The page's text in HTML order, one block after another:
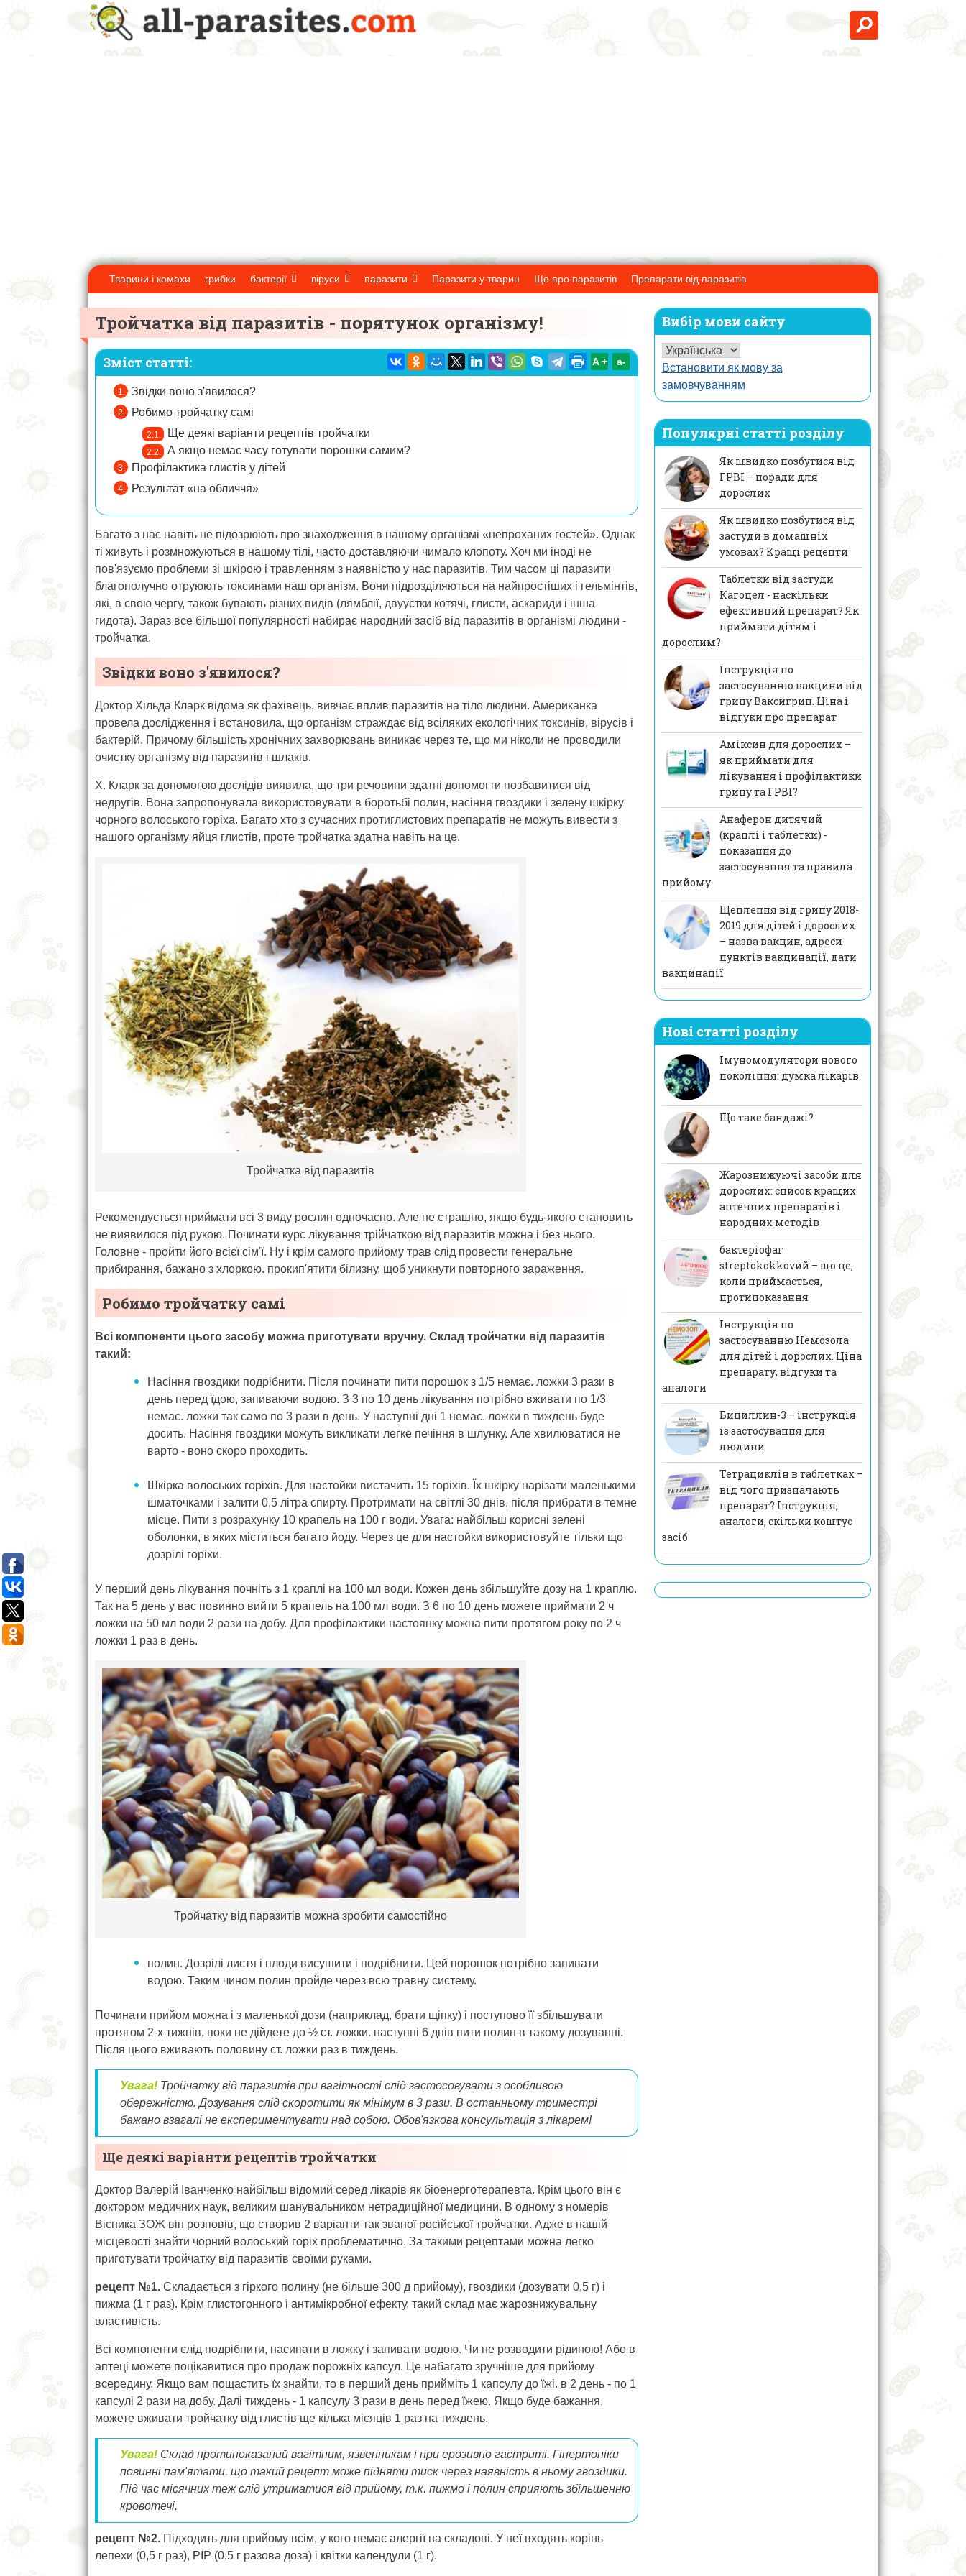
Тварини і комахи грибки бактерії віруси паразити Паразити у тварин Ще про паразитів Препарати від паразитів
Тройчатка від паразитів - порятунок організму!
Зміст статті:
Звідки воно з'явилося?
Робимо тройчатку самі
Ще деякі варіанти рецептів тройчатки
А якщо немає часу готувати порошки самим?
Профілактика глистів у дітей
Результат «на обличчя»
A + а-
Багато з нас навіть не підозрюють про знаходження в нашому організмі «непроханих гостей». Однак
ті живуть і розмножуються в нашому тілі, часто доставляючи чимало клопоту. Хоч ми іноді не
пов'язуємо проблеми зі шкірою і травленням з наявністю у нас паразитів. Тим часом ці паразити
благополучно отруюють токсинами наш організм. Вони підрозділяються на найпростіших і гельмінтів,
які, в свою чергу, також бувають різних видів (лямблії, двуустки котячі, глисти, аскариди і інша
гидота). Зараз все більшої популярності набирає народний засіб від паразитів в організмі людини -
тройчатка.
Звідки воно з'явилося?
Доктор Хільда ​​Кларк відома як фахівець, вивчає вплив паразитів на тіло людини. Американка
провела дослідження і встановила, що організм страждає від всіляких екологічних токсинів, вірусів і
бактерій. Причому більшість хронічних захворювань виникає через те, що ми ніколи не проводили
очистку організму від паразитів і шлаків.
Х. Кларк за допомогою дослідів виявила, що три речовини здатні допомогти позбавитися від
недругів. Вона запропонувала використовувати в боротьбі полин, насіння гвоздики і зелену шкірку
чорного волоського горіха. Багато хто з сучасних протиглистових препаратів не можуть вивести з
нашого організму яйця глистів, проте тройчатка здатна навіть на це.
Тройчатка від паразитів
Рекомендується приймати всі 3 виду рослин одночасно. Але не страшно, якщо будь-якого становить
не виявилося під рукою. Починати курс лікування трійчаткою від паразитів можна і без нього.
Головне - пройти його всієї сім'ї. Ну і крім самого прийому трав слід провести генеральне
прибирання, бажано з хлоркою. прокип'ятити білизну, щоб уникнути повторного зараження.
Робимо тройчатку самі
Всі компоненти цього засобу можна приготувати вручну. Склад тройчатки від паразитів
такий:
Насіння гвоздики подрібнити. Після починати пити порошок з 1/5 немає. ложки 3 рази в
день перед їдою, запиваючи водою. З 3 по 10 день лікування потрібно вживати по 1/3
немає. ложки так само по 3 рази в день. У наступні дні 1 немає. ложки в тиждень буде
досить. Насіння гвоздики можуть викликати легке печіння в шлунку. Але хвилюватися не
варто - воно скоро проходить.
Шкірка волоських горіхів. Для настойки вистачить 15 горіхів. Їх шкірку нарізати маленькими
шматочками і залити 0,5 літра спирту. Протримати на світлі 30 днів, після прибрати в темне
місце. Пити з розрахунку 10 крапель на 100 г води. Увага: найбільш корисні зелені
оболонки, в яких міститься багато йоду. Через це для настойки використовуйте тільки що
дозрілі горіхи.
У перший день лікування почніть з 1 краплі на 100 мл води. Кожен день збільшуйте дозу на 1 краплю.
Так на 5 день у вас повинно вийти 5 крапель на 100 мл води. З 6 по 10 день можете приймати 2 ч
ложки на 50 мл води 2 рази на добу. Для профілактики настоянку можна пити протягом року по 2 ч
ложки 1 раз в день.
Тройчатку від паразитів можна зробити самостійно
полин. Дозрілі листя і плоди висушити і подрібнити. Цей порошок потрібно запивати
водою. Таким чином полин пройде через всю травну систему.
Починати прийом можна і з маленької дози (наприклад, брати щіпку) і поступово її збільшувати
протягом 2-х тижнів, поки не дійдете до ½ ст. ложки. наступні 6 днів пити полин в такому дозуванні.
Після цього вживають половину ст. ложки раз в тиждень.
Увага! Тройчатку від паразитів при вагітності слід застосовувати з особливою
обережністю. Дозування слід скоротити як мінімум в 3 рази. В останньому триместрі
бажано взагалі не експериментувати над собою. Обов'язкова консультація з лікарем!
Ще деякі варіанти рецептів тройчатки
Доктор Валерій Іванченко найбільш відомий серед лікарів як біоенерготерапевта. Крім цього він є
доктором медичних наук, великим шанувальником нетрадиційної медицини. В одному з номерів
Вісника ЗОЖ він розповів, що створив 2 варіанти так званої російської тройчатки. Адже в нашій
місцевості знайти чорний волоський горіх проблематично. За такими рецептами можна легко
приготувати тройчатку від паразитів своїми руками.
рецепт №1. Складається з гіркого полину (не більше 300 д прийому), гвоздики (дозувати 0,5 г) і
пижма (1 г раз). Крім глистогонного і антимікробної ефекту, такий склад має жарознижувальну
властивість.
Всі компоненти слід подрібнити, насипати в ложку і запивати водою. Чи не розводити рідиною! Або в
аптеці можете поцікавитися про продаж порожніх капсул. Це набагато зручніше для прийому
всередину. Якщо вам пощастить їх знайти, то в перший день прийміть 1 капсулу до їжі. в 2 день - по 1
капсулі 2 рази на добу. Далі тиждень - 1 капсулу 3 рази в день перед їжею. Якщо буде бажання,
можете вживати тройчатку від глистів ще кілька місяців 1 раз на тиждень.
Увага! Склад протипоказаний вагітним, язвенникам і при ерозивно гастриті. Гіпертоніки
повинні пам'ятати, що такий рецепт може підняти тиск через наявність в ньому гвоздики.
Під час місячних теж слід утриматися від прийому, т.к. пижмо і полин сприяють збільшенню
кровотечі.
рецепт №2. Підходить для прийому всім, у кого немає алергії на складові. У неї входять корінь
лепехи (0,5 г раз), PIP (0,5 г разова доза) і квітки календули (1 г).
Вибір мови сайту
Встановити як мову за
замовчуванням
Популярні статті розділу
Як швидко позбутися від
ГРВІ – поради для
дорослих
Як швидко позбутися від
застуди в домашніх
умовах? Кращі рецепти
Таблетки від застуди
Кагоцел - наскільки
ефективний препарат? Як
приймати дітям і
дорослим?
Інструкція по
застосуванню вакцини від
грипу Ваксигрип. Ціна і
відгуки про препарат
Аміксин для дорослих –
як приймати для
лікування і профілактики
грипу та ГРВІ?
Анаферон дитячий
(краплі і таблетки) -
показання до
застосування та правила
прийому
Щеплення від грипу 2018-
2019 для дітей і дорослих
– назва вакцин, адреси
пунктів вакцинації, дати
вакцинації
Нові статті розділу
Імуномодулятори нового
покоління: думка лікарів
Що таке бандажі?
Жарознижуючі засоби для
дорослих: список кращих
аптечних препаратів і
народних методів
бактеріофаг
streptokokkovий – що це,
коли приймається,
протипоказання
Інструкція по
застосуванню Немозола
для дітей і дорослих. Ціна
препарату, відгуки та
аналоги
Бициллин-3 – інструкція
із застосування для
людини
Тетрациклін в таблетках –
від чого призначають
препарат? Інструкція,
аналоги, скільки коштує
засіб